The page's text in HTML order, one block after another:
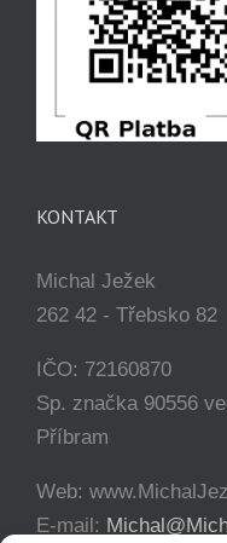
KONTAKT
Michal Ježek
262 42 - Třebsko 82
IČO: 72160870
Sp. značka 90556
Příbram
Web:
E-mail: